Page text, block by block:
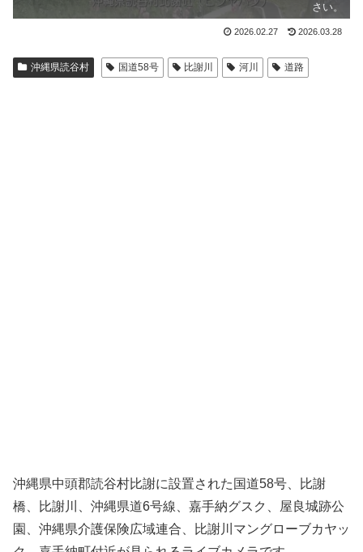
さい。
2026.02.27 2026.03.28
沖縄県読谷村 国道58号 比謝川 河川 道路
沖縄県中頭郡読谷村比謝に設置された国道58号、比謝
橋、比謝川、沖縄県道6号線、嘉手納グスク、屋良城跡公
園、沖縄県介護保険広域連合、比謝川マングローブカヤッ